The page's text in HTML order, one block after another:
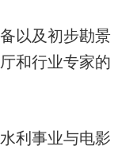
以及初步勘景
和行业专家的
利事业与电影